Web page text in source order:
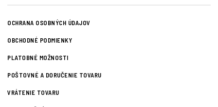
OCHRANA OSOBNÝCH ÚDAJOV
OBCHODNÉ PODMIENKY
PLATOBNÉ MOŽNOSTI
POŠTOVNÉ A DORUČENIE TOVARU
VRÁTENIE TOVARU